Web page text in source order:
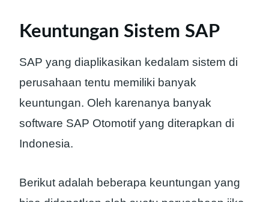
Keuntungan Sistem SAP
SAP yang diaplikasikan kedalam sistem di
perusahaan tentu memiliki banyak
keuntungan. Oleh karenanya banyak
software SAP Otomotif yang diterapkan di
Indonesia.
Berikut adalah beberapa keuntungan yang